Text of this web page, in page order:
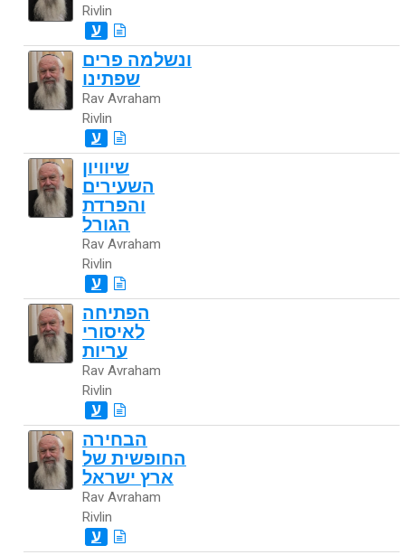
Rivlin
ע
ונשלמה פרים
שפתינו
Rav Avraham
Rivlin
ע
שיוויון
השעירים
והפרדת
הגורל
Rav Avraham
Rivlin
ע
הפתיחה
לאיסורי
עריות
Rav Avraham
Rivlin
ע
הבחירה
החופשית של
ארץ ישראל
Rav Avraham
Rivlin
ע